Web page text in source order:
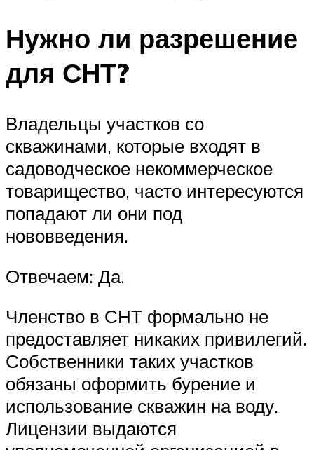
Нужно ли разрешение
для СНТ?
Владельцы участков со
скважинами, которые входят в
садоводческое некоммерческое
товарищество, часто интересуются
попадают ли они под
нововведения.
Отвечаем: Да.
Членство в СНТ формально не
предоставляет никаких привилегий.
Собственники таких участков
обязаны оформить бурение и
использование скважин на воду.
Лицензии выдаются